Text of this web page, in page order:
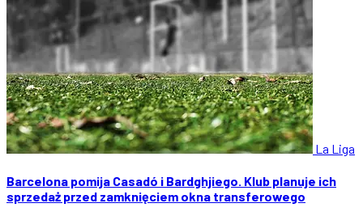
La Liga
Barcelona pomija Casadó i Bardghjiego. Klub planuje ich
sprzedaż przed zamknięciem okna transferowego